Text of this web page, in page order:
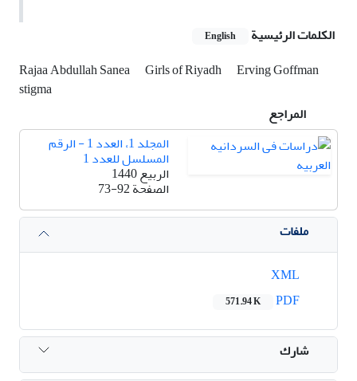
الكلمات الرئيسية
English
Rajaa Abdullah Sanea Girls of Riyadh
Erving Goffman
stigma
المجلد 1، العدد 1 - الرقم
المسلسل للعدد 1
الربيع 1440
الصفحة73-92
ملفات
571.94 K
شارك